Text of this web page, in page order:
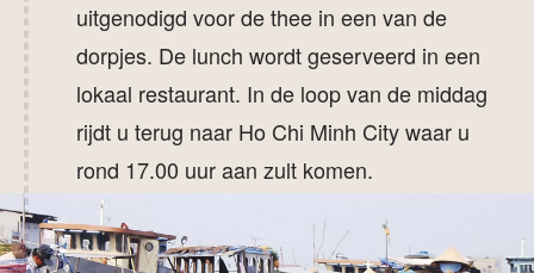
uitgenodigd voor de thee in een van de
dorpjes. De lunch wordt geserveerd in een
lokaal restaurant. In de loop van de middag
rijdt u terug naar Ho Chi Minh City waar u
rond 17.00 uur aan zult komen.